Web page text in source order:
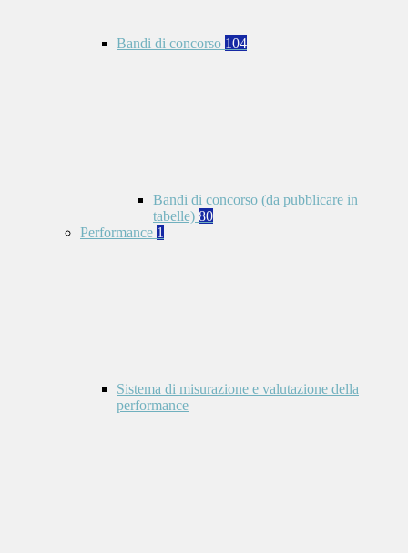
Bandi di concorso 104
Bandi di concorso (da pubblicare in
tabelle) 80
Performance 1
Sistema di misurazione e valutazione della
performance